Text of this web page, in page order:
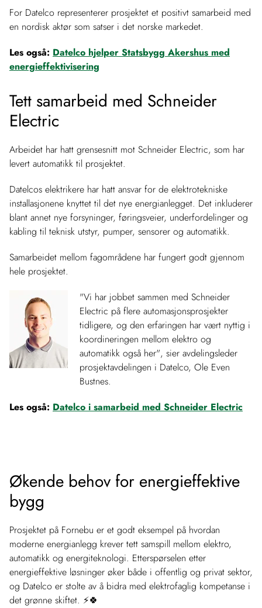
For Datelco representerer prosjektet et positivt samarbeid med
en nordisk aktør som satser i det norske markedet.
Les også: Datelco hjelper Statsbygg Akershus med
energieffektivisering
Tett samarbeid med Schneider
Electric
Arbeidet har hatt grensesnitt mot Schneider Electric, som har
levert automatikk til prosjektet.
Datelcos elektrikere har hatt ansvar for de elektrotekniske
installasjonene knyttet til det nye energianlegget. Det inkluderer
blant annet nye forsyninger, føringsveier, underfordelinger og
kabling til teknisk utstyr, pumper, sensorer og automatikk.
Samarbeidet mellom fagområdene har fungert godt gjennom
hele prosjektet.
"Vi har jobbet sammen med Schneider
Electric på flere automasjonsprosjekter
tidligere, og den erfaringen har vært nyttig i
koordineringen mellom elektro og
automatikk også her", sier avdelingsleder
prosjektavdelingen i Datelco, Ole Even
Bustnes.
Les også: Datelco i samarbeid med Schneider Electric
Økende behov for energieffektive
bygg
Prosjektet på Fornebu er et godt eksempel på hvordan
moderne energianlegg krever tett samspill mellom elektro,
automatikk og energiteknologi. Etterspørselen etter
energieffektive løsninger øker både i offentlig og privat sektor,
og Datelco er stolte av å bidra med elektrofaglig kompetanse i
det grønne skiftet. ⚡🍀